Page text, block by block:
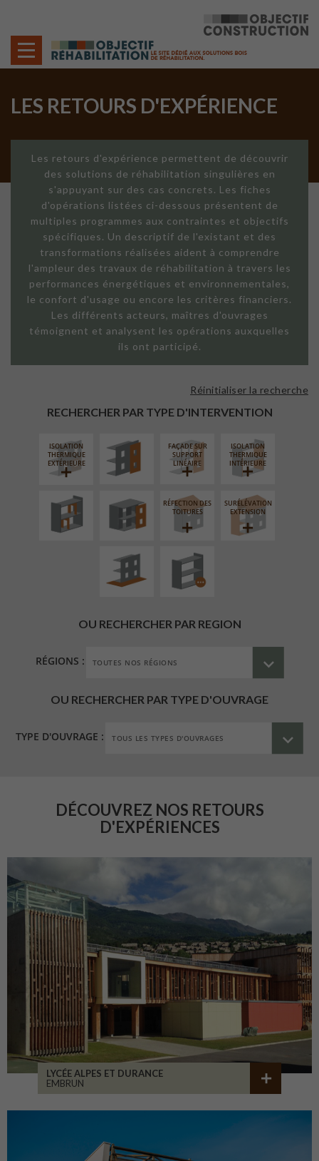
LES RETOURS D'EXPÉRIENCE
Les retours d'expérience permettent de découvrir
des solutions de réhabilitation singulières en
s'appuyant sur des cas concrets. Les fiches
d'opérations listées ci-dessous présentent de
multiples programmes aux contraintes et objectifs
spécifiques. Un descriptif de l'existant et des
transformations réalisées aident à comprendre
l'ampleur des travaux de réhabilitation à travers les
performances énergétiques et environnementales,
le confort d'usage ou encore les critères financiers.
Les différents acteurs, maîtres d'ouvrages
témoignent et analysent les opérations auxquelles
ils ont participé.
RECHERCHER PAR TYPE D'INTERVENTION
Réinitialiser la recherche
ISOLATION
THERMIQUE
EXTÉRIEURE
FAÇADE SUR
SUPPORT
LINÉAIRE
ISOLATION
THERMIQUE
INTÉRIEURE
RÉAMÉNAGEMENT
INTÉRIEUR
FERMETURE
LOGGIAS
RÉFECTION DES
TOITURES
SURÉLÉVATION
EXTENSION
AMÉNAGEMENT
EXTÉRIEUR
PROCÉDÉ
PARTICULIER
OU RECHERCHER PAR REGION
RÉGIONS :
OU RECHERCHER PAR TYPE D'OUVRAGE
TYPE D'OUVRAGE :
DÉCOUVREZ NOS RETOURS
D'EXPÉRIENCES
LYCÉE ALPES ET DURANCE
EMBRUN